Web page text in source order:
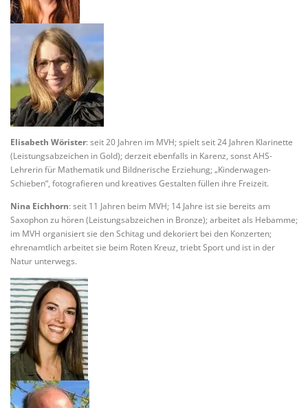
Elisabeth Wörister: seit 20 Jahren im MVH; spielt seit 24 Jahren Klarinette
(Leistungsabzeichen in Gold); derzeit ebenfalls in Karenz, sonst AHS-
Lehrerin für Mathematik und Bildnerische Erziehung; „Kinderwagen-
Schieben“, fotografieren und kreatives Gestalten füllen ihre Freizeit.
Nina Eichhorn: seit 11 Jahren beim MVH; 14 Jahre ist sie bereits am
Saxophon zu hören (Leistungsabzeichen in Bronze); arbeitet als Hebamme;
im MVH organisiert sie den Schitag und dekoriert bei den Konzerten;
ehrenamtlich arbeitet sie beim Roten Kreuz, triebt Sport und ist in der
Natur unterwegs.